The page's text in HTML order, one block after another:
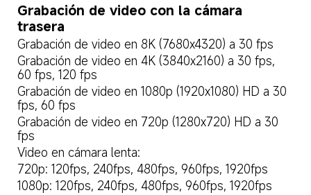
Grabación de video con la cámara
trasera
Grabación de video en 8K (7680x4320) a 30 fps
Grabación de video en 4K (3840x2160) a 30 fps,
60 fps, 120 fps
Grabación de video en 1080p (1920x1080) HD a 30
fps, 60 fps
Grabación de video en 720p (1280x720) HD a 30
fps
Video en cámara lenta:
720p: 120fps, 240fps, 480fps, 960fps, 1920fps
1080p: 120fps, 240fps, 480fps, 960fps, 1920fps